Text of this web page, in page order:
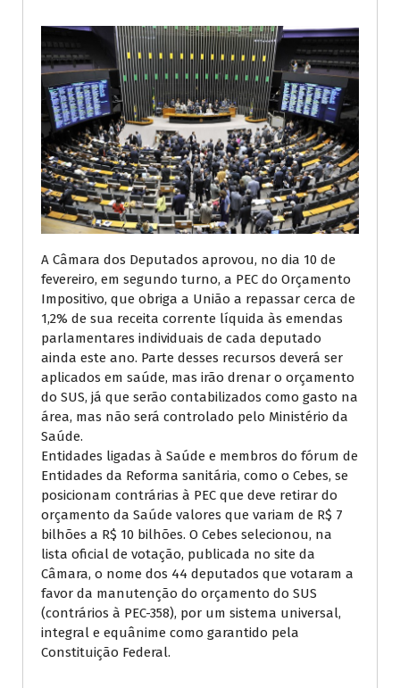
A Câmara dos Deputados aprovou, no dia 10 de
fevereiro, em segundo turno, a PEC do Orçamento
Impositivo, que obriga a União a repassar cerca de
1,2% de sua receita corrente líquida às emendas
parlamentares individuais de cada deputado
ainda este ano. Parte desses recursos deverá ser
aplicados em saúde, mas irão drenar o orçamento
do SUS, já que serão contabilizados como gasto na
área, mas não será controlado pelo Ministério da
Saúde.
Entidades ligadas à Saúde e membros do fórum de
Entidades da Reforma sanitária, como o Cebes, se
posicionam contrárias à PEC que deve retirar do
orçamento da Saúde valores que variam de R$ 7
bilhões a R$ 10 bilhões. O Cebes selecionou, na
lista oficial de votação, publicada no site da
Câmara, o nome dos 44 deputados que votaram a
favor da manutenção do orçamento do SUS
(contrários à PEC-358), por um sistema universal,
integral e equânime como garantido pela
Constituição Federal.